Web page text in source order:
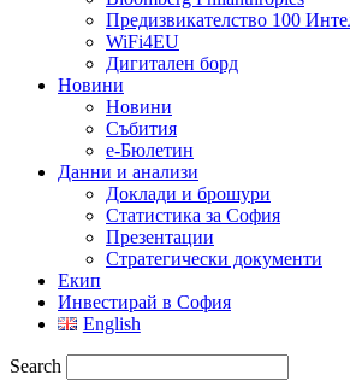
Предизвикателство 100
WiFi4EU
Дигитален борд
Новини
Новини
Събития
е-Бюлетин
Данни и анализи
Доклади и брошури
Статистика за София
Презентации
Стратегически документи
Екип
Инвестирай в София
English
Search